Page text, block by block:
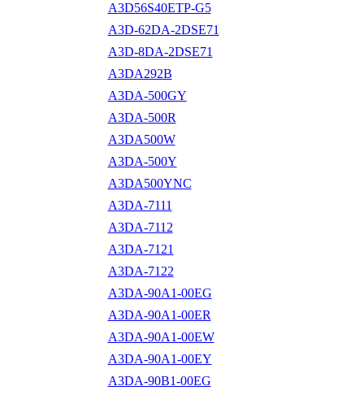
A3D56S40ETP-G5
A3D-62DA-2DSE71
A3D-8DA-2DSE71
A3DA292B
A3DA-500GY
A3DA-500R
A3DA500W
A3DA-500Y
A3DA500YNC
A3DA-7111
A3DA-7112
A3DA-7121
A3DA-7122
A3DA-90A1-00EG
A3DA-90A1-00ER
A3DA-90A1-00EW
A3DA-90A1-00EY
A3DA-90B1-00EG